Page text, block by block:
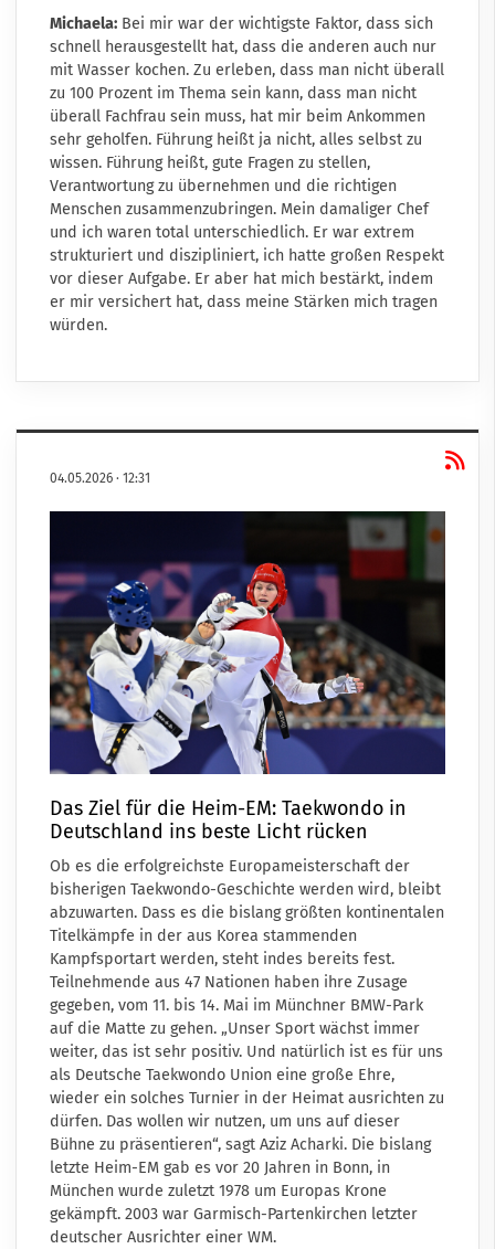
Michaela: Bei mir war der wichtigste Faktor, dass sich
schnell herausgestellt hat, dass die anderen auch nur
mit Wasser kochen. Zu erleben, dass man nicht überall
zu 100 Prozent im Thema sein kann, dass man nicht
überall Fachfrau sein muss, hat mir beim Ankommen
sehr geholfen. Führung heißt ja nicht, alles selbst zu
wissen. Führung heißt, gute Fragen zu stellen,
Verantwortung zu übernehmen und die richtigen
Menschen zusammenzubringen. Mein damaliger Chef
und ich waren total unterschiedlich. Er war extrem
strukturiert und diszipliniert, ich hatte großen Respekt
vor dieser Aufgabe. Er aber hat mich bestärkt, indem
er mir versichert hat, dass meine Stärken mich tragen
würden.
04.05.2026 · 12:31
Das Ziel für die Heim-EM: Taekwondo in
Deutschland ins beste Licht rücken
Ob es die erfolgreichste Europameisterschaft der
bisherigen Taekwondo-Geschichte werden wird, bleibt
abzuwarten. Dass es die bislang größten kontinentalen
Titelkämpfe in der aus Korea stammenden
Kampfsportart werden, steht indes bereits fest.
Teilnehmende aus 47 Nationen haben ihre Zusage
gegeben, vom 11. bis 14. Mai im Münchner BMW-Park
auf die Matte zu gehen. „Unser Sport wächst immer
weiter, das ist sehr positiv. Und natürlich ist es für uns
als Deutsche Taekwondo Union eine große Ehre,
wieder ein solches Turnier in der Heimat ausrichten zu
dürfen. Das wollen wir nutzen, um uns auf dieser
Bühne zu präsentieren“, sagt Aziz Acharki. Die bislang
letzte Heim-EM gab es vor 20 Jahren in Bonn, in
München wurde zuletzt 1978 um Europas Krone
gekämpft. 2003 war Garmisch-Partenkirchen letzter
deutscher Ausrichter einer WM.